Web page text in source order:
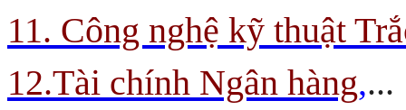
11. Công nghệ kỹ thuật
12.Tài chính Ngân hàng,...